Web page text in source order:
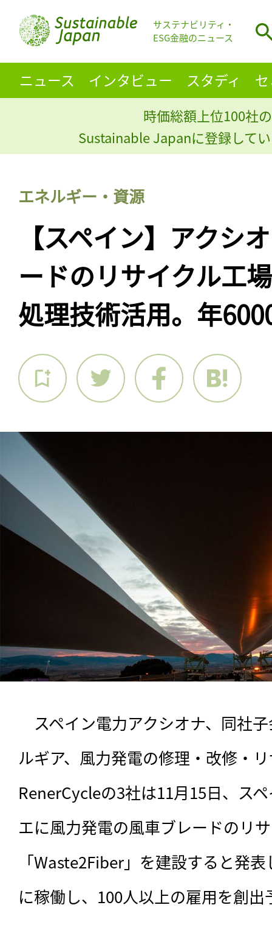
サステナビリティ・
ESG金融のニュース
ニュース インタビュー スタディ
時価総額上位100社
Sustainable Japanに登録して
エネルギー・資源
【スペイン】アクシ
ードのリサイクル工
処理技術活用。年
スペイン電力アクシオナ、同社
ルギア、風力発電の修理・改修・
RenerCycleの3社は11月15日、ス
エに風力発電の風車ブレードのリ
「Waste2Fiber」を建設すると発
に稼働し、100人以上の雇用を創出